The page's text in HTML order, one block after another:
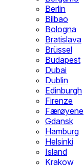
Berlin
Bilbao
Bologna
Bratislava
Brüssel
Budapest
Dubai
Dublin
Edinburgh
Firenze
Færøyene
Gdansk
Hamburg
Helsinki
Island
Krakow